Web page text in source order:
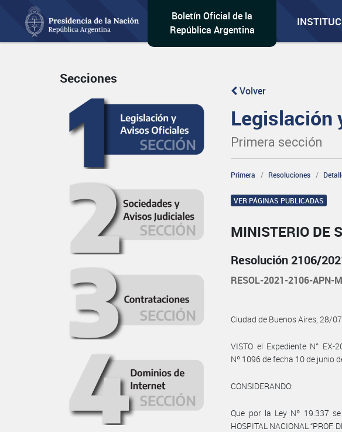
Boletín Oficial de la
República Argentina
Secciones
Volver
Legislación
Primera sección
Primera Resoluciones
VER PÁGINAS PUBLICADAS
MINISTERIO DE
Resolución 2106/
RESOL-2021-2106-APN-
Ciudad de Buenos Aires, 28/
VISTO el Expediente N° EX-
Nº 1096 de fecha 10 de junio
CONSIDERANDO:
Que por la Ley Nº 19.337
HOSPITAL NACIONAL “PROF.